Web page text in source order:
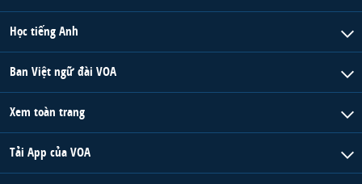
Học tiếng Anh
Ban Việt ngữ đài VOA
Xem toàn trang
Tải App của VOA